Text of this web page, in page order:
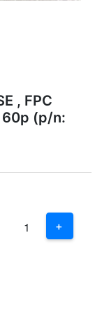
, FPC
60p (p/n:
3
1
+